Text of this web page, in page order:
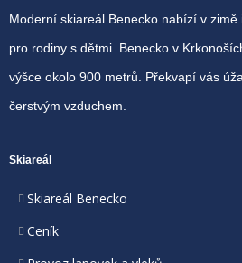
Moderní skiareál Benecko nabízí v
pro rodiny s dětmi. Benecko v
výšce okolo 900 metrů. Překvapí vás
čerstvým vzduchem.
Skiareál
Skiareál Benecko
Ceník